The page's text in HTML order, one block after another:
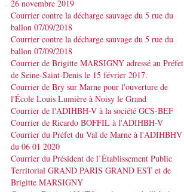
26 novembre 2019
Courrier contre la décharge sauvage du 5 rue du
ballon 07/09/2018
Courrier contre la décharge sauvage du 5 rue du
ballon 07/09/2018
Courrier de Brigitte MARSIGNY adressé au Préfet
de Seine-Saint-Denis le 15 février 2017.
Courrier de Bry sur Marne pour l'ouverture de
l'École Louis Lumière à Noisy le Grand
Courrier de l'ADIHBH-V à la société GCS-BEF
Courrier de Ricardo BOFFIL à l'ADIHBH-V
Courrier du Préfet du Val de Marne à l'ADIHBHV
du 06 01 2020
Courrier du Président de l’Établissement Public
Territorial GRAND PARIS GRAND EST et de
Brigitte MARSIGNY